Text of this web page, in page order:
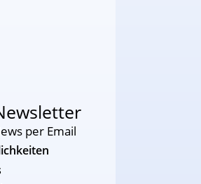
per Email